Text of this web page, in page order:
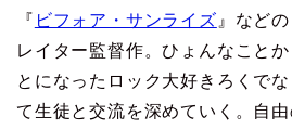
『 ビフォア・サンライズ 』など
レイター監督作。ひょんなこと
とになったロック大好きろくで
て生徒と交流を深めていく。自